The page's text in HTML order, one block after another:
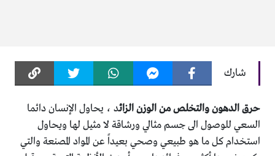
شارك
حرق الدهون والتخلص من الوزن الزائد ، يحاول الإنسان دائما
السعي للوصول الى جسم مثالي ورشاقة لا مثيل لها ويحاول
استخدام كل ما هو طبيعي وصحي بعيداً عن المواد المصنعة والتي